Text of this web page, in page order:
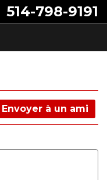
514-798-9191
Envoyer à un ami